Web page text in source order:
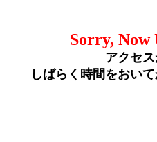
Sorry, Now
アクセ
しばらく時間をおい